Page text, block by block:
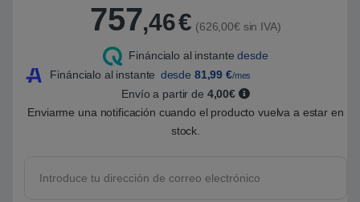
o
5
0
5
757,46€ (626,00€ sin IVA)
Fináncialo al instante desde
Fináncialo al instante desde 81,99 €/mes
Envío a partir de 4,00€
Enviarme una notificación cuando el producto vuelva a estar en
stock.